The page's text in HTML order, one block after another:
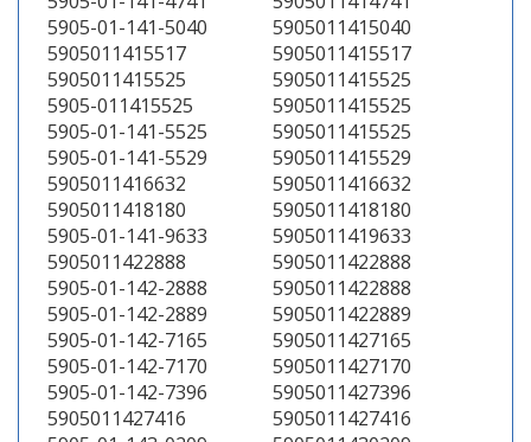
5905-01-141-5040
5905011415040
5905011415517
5905011415517
5905011415525
5905011415525
5905-011415525
5905011415525
5905-01-141-5525
5905011415525
5905-01-141-5529
5905011415529
5905011416632
5905011416632
5905011418180
5905011418180
5905-01-141-9633
5905011419633
5905011422888
5905011422888
5905-01-142-2888
5905011422888
5905-01-142-2889
5905011422889
5905-01-142-7165
5905011427165
5905-01-142-7170
5905011427170
5905-01-142-7396
5905011427396
5905011427416
5905011427416